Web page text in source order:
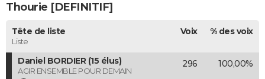
Carte de Noël
Carte Bonne année
Carte Saint-Valentin
Carte Pâques
Carte d'anniversaire
DICTIONNAIRE
Dictionnaire
Biographies
Citations
Expressions
Proverbes
PROGRAMME TV
COPAINS D'AVANT
Thourie [DEFINITIF]
Tête de liste
Liste
Voix % des voix
Daniel BORDIER (15 élus)
AGIR ENSEMBLE POUR DEMAIN
296 100,00%